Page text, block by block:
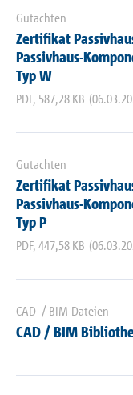
Gutachten
Zertifikat
Passivhaus-
Typ W
PDF, 587,28 KB
Gutachten
Zertifikat
Passivhaus-
Typ P
PDF, 447,58 KB
CAD- / BIM-Dateien
CAD / BIM